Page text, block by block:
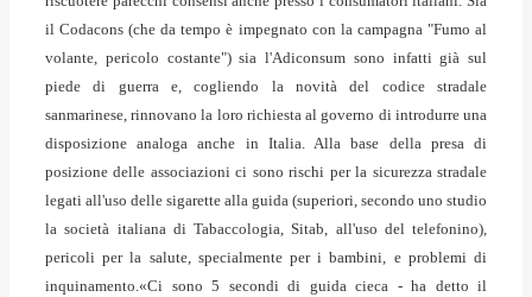
il Codacons (che da tempo è impegnato con la campagna "Fumo al
volante, pericolo costante") sia l'Adiconsum sono infatti già sul
piede di guerra e, cogliendo la novità del codice stradale
sanmarinese, rinnovano la loro richiesta al governo di introdurre una
disposizione analoga anche in Italia.Alla base della presa di
posizione delle associazioni ci sono rischi per la sicurezza stradale
legati all'uso delle sigarette alla guida (superiori, secondo uno studio
la società italiana di Tabaccologia, Sitab, all'uso del telefonino),
pericoli per la salute, specialmente per i bambini, e problemi di
inquinamento.«Ci sono 5 secondi di guida cieca - ha detto il